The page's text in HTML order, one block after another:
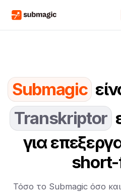
Submagic
Transkriptor
για
Τόσο το Submagic όσο